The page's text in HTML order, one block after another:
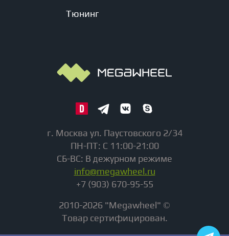
Тюнинг
г. Москва ул. Паустовского 2/34
ПН-ПТ: С 11:00-21:00
СБ-ВС: В дежурном режиме
info@megawheel.ru
+7 (903) 670-95-55
2010-2026 "Megawheel" ©
Товар сертифицирован.